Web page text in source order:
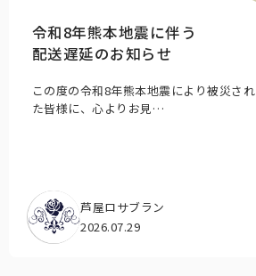
令和8年熊本地震に伴う
配送遅延のお知らせ
この度の令和8年熊本地震により被災され
た皆様に、心よりお見…
芦屋ロサブラン
2026.07.29